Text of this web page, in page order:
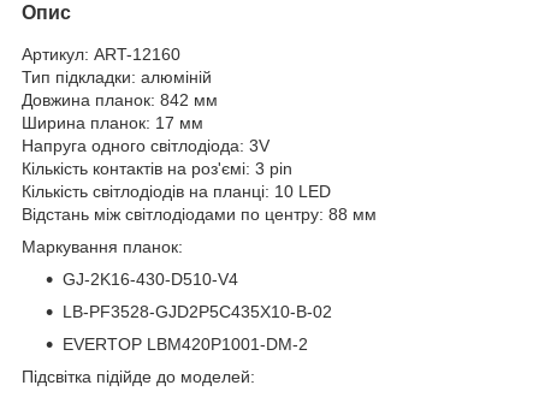
Опис
Артикул: ART-12160
Тип підкладки: алюміній
Довжина планок: 842 мм
Ширина планок: 17 мм
Напруга одного світлодіода: 3V
Кількість контактів на роз'ємі: 3 pin
Кількість світлодіодів на планці: 10 LED
Відстань між світлодіодами по центру: 88 мм
Маркування планок:
GJ-2K16-430-D510-V4
LB-PF3528-GJD2P5C435X10-B-02
EVERTOP LBM420P1001-DM-2
Підсвітка підійде до моделей: